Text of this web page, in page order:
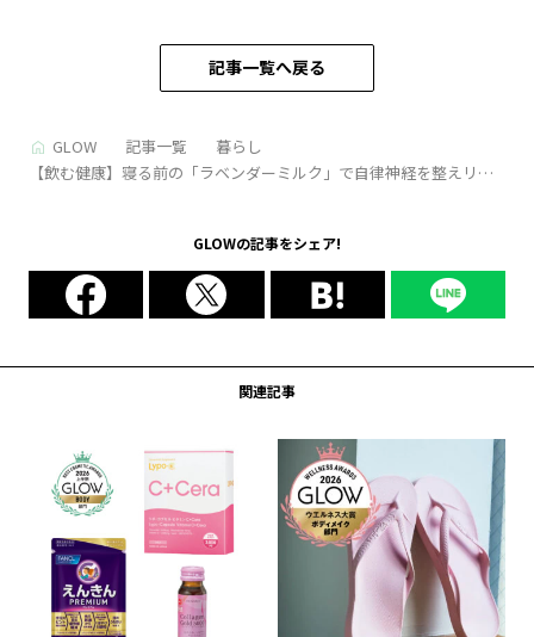
記事一覧へ戻る
GLOW 記事一覧
暮らし
【飲む健康】寝る前の「ラベンダーミルク」で自律神経を整えリラ
GLOWの記事をシェア!
関連記事